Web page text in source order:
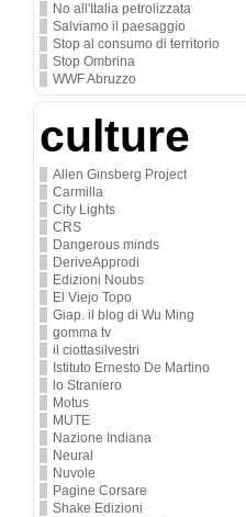
No all'Italia petrolizzata
Salviamo il paesaggio
Stop al consumo di territorio
Stop Ombrina
WWF Abruzzo
culture
Allen Ginsberg Project
Carmilla
City Lights
CRS
Dangerous minds
DeriveApprodi
Edizioni Noubs
El Viejo Topo
Giap. il blog di Wu Ming
gomma tv
il ciottasilvestri
Istituto Ernesto De Martino
lo Straniero
Motus
MUTE
Nazione Indiana
Neural
Nuvole
Pagine Corsare
Shake Edizioni